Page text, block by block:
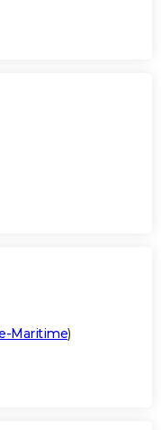
Maritime)